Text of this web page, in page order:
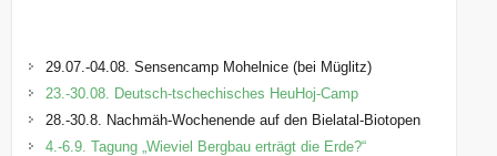
29.07.-04.08. Sensencamp Mohelnice (bei Müglitz)
23.-30.08. Deutsch-tschechisches HeuHoj-Camp
28.-30.8. Nachmäh-Wochenende auf den Bielatal-Biotopen
4.-6.9. Tagung „Wieviel Bergbau erträgt die Erde?“